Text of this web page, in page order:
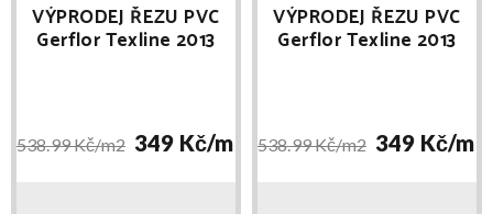
VÝPRODEJ ŘEZU PVC
Gerflor Texline 2013
538.99 Kč/m2 349 Kč/m2
VÝPRODEJ ŘEZU PVC
Gerflor Texline 2013
538.99 Kč/m2 349 Kč/m2